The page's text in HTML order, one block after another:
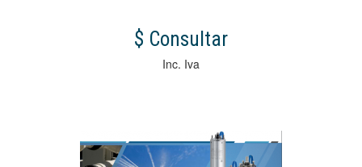
$ Consultar
Inc. Iva